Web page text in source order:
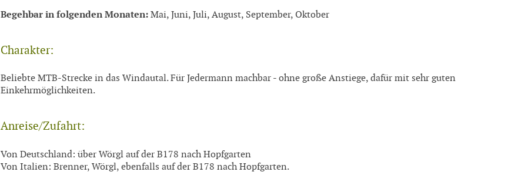
Begehbar in folgenden Monaten: Mai, Juni, Juli, August, September, Oktober
Charakter:
Beliebte MTB-Strecke in das Windautal. Für Jedermann machbar - ohne große Anstiege, dafür mit sehr guten
Einkehrmöglichkeiten.
Anreise/Zufahrt:
Von Deutschland: über Wörgl auf der B178 nach Hopfgarten
Von Italien: Brenner, Wörgl, ebenfalls auf der B178 nach Hopfgarten.